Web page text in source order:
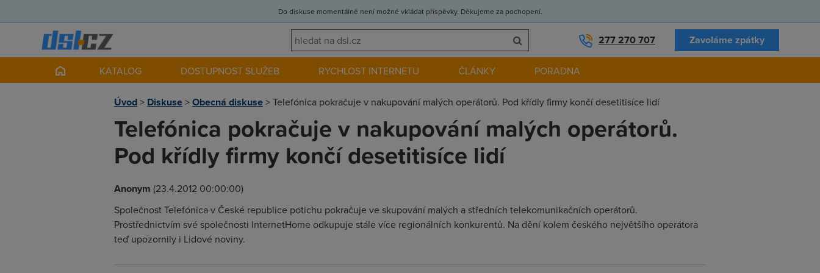
Do diskuse momentálně není možné vkládat příspěvky. Děkujeme za pochopení.
277 270 707 Zavoláme zpátky
KATALOG DOSTUPNOST SLUŽEB RYCHLOST INTERNETU ČLÁNKY PORADNA
Úvod> Diskuse>Obecná diskuse>Telefónica pokračuje v nakupování malých operátorů. Pod křídly firmy končí desetitisíce lidí
Telefónica pokračuje v nakupování malých operátorů.
Pod křídly firmy končí desetitisíce lidí
Anonym (23.4.2012 00:00:00)
Společnost Telefónica v České republice potichu pokračuje ve skupování malých a středních telekomunikačních operátorů.
Prostřednictvím své společnosti InternetHome odkupuje stále více regionálních konkurentů. Na dění kolem českého největšího operátora
teď upozornily i Lidové noviny.